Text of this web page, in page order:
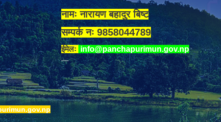
नामः नारायण बहादुर बिष्ट
सम्पर्क नः 9858044789
ईमेलः info@panchapurimun.gov.np